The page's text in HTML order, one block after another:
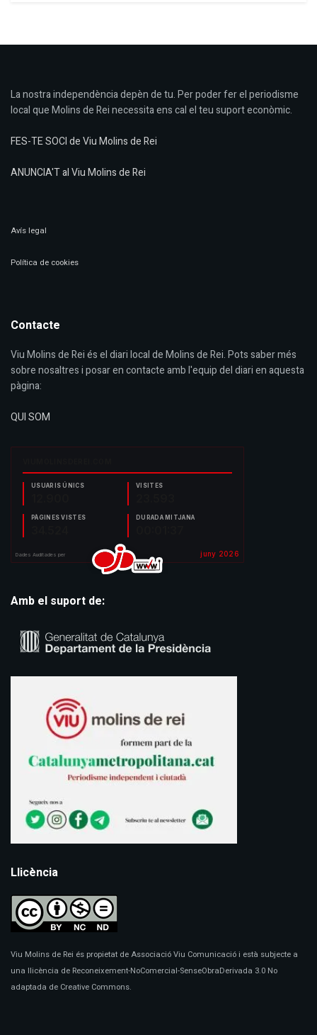
La nostra independència depèn de tu. Per poder fer el periodisme
local que Molins de Rei necessita ens cal el teu suport econòmic.
FES-TE SOCI de Viu Molins de Rei
ANUNCIA'T al Viu Molins de Rei
Avís legal
Política de cookies
Contacte
Viu Molins de Rei és el diari local de Molins de Rei. Pots saber més
sobre nosaltres i posar en contacte amb l'equip del diari en aquesta
pàgina:
QUI SOM
Amb el suport de:
Llicència
Viu Molins de Rei és propietat de Associació Viu Comunicació i està subjecte a
una llicència de Reconeixement-NoComercial-SenseObraDerivada 3.0 No
adaptada de Creative Commons.